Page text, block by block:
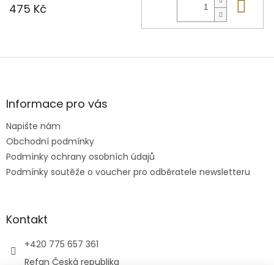
475 Kč
Z
aInformace pro vás
Napište nám
Obchodní podmínky
Podmínky ochrany osobních údajů
Podmínky soutěže o voucher pro odběratele newsletteru
Kontakt
+420 775 657 361
Refan Česká republika